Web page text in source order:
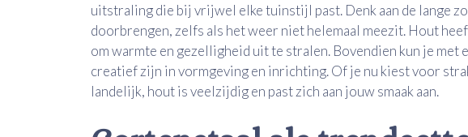
uitstraling die bij vrijwel elke tuinstijl past. Denk aan de lange
doorbrengen, zelfs als het weer niet helemaal meezit. Hout
om warmte en gezelligheid uit te stralen. Bovendien kun je met
creatief zijn in vormgeving en inrichting. Of je nu kiest voor
landelijk, hout is veelzijdig en past zich aan jouw smaak aan.